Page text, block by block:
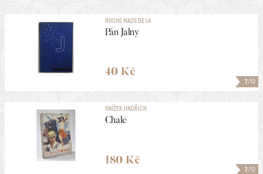
7/10
ROCHE MAZO DE LA
Pán Jalny
40 Kč
7/10
SNÍŽEK JINDŘICH
Chale
180 Kč